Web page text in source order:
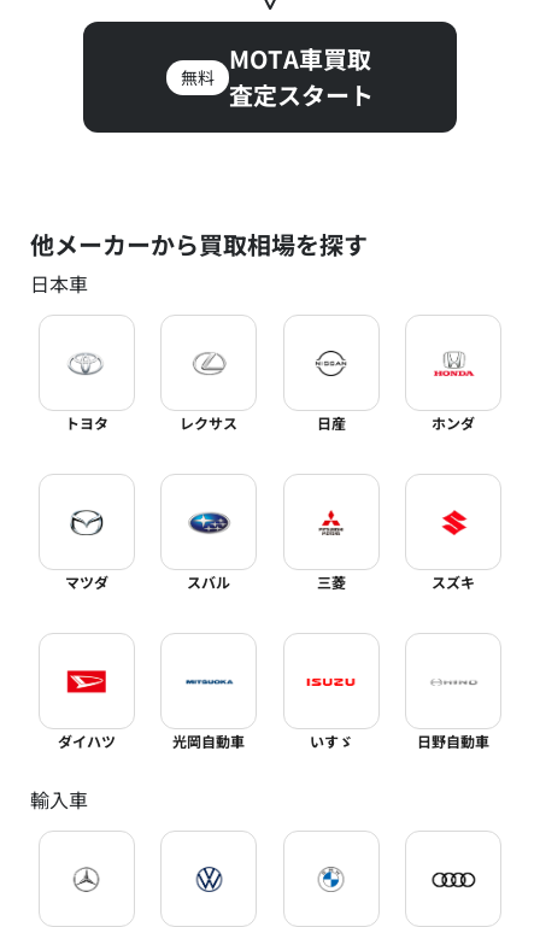
無料
MOTA車買取
査定スタート
他メーカーから買取相場を探す
日本車
トヨタ レクサス 日産 ホンダ
マツダ スバル 三菱 スズキ
ダイハツ 光岡自動車 いすゞ 日野自動車
輸入車